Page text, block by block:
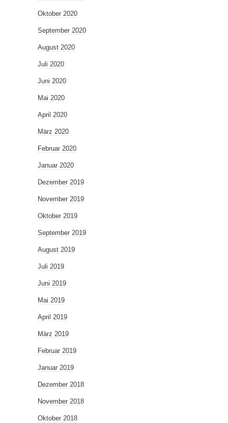
Oktober 2020
September 2020
August 2020
Juli 2020
Juni 2020
Mai 2020
April 2020
März 2020
Februar 2020
Januar 2020
Dezember 2019
November 2019
Oktober 2019
September 2019
August 2019
Juli 2019
Juni 2019
Mai 2019
April 2019
März 2019
Februar 2019
Januar 2019
Dezember 2018
November 2018
Oktober 2018